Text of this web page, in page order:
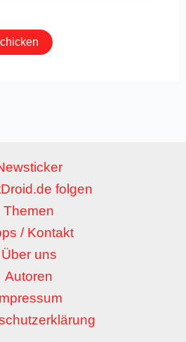
folgen
Themen
/ Kontakt
Über uns
Autoren